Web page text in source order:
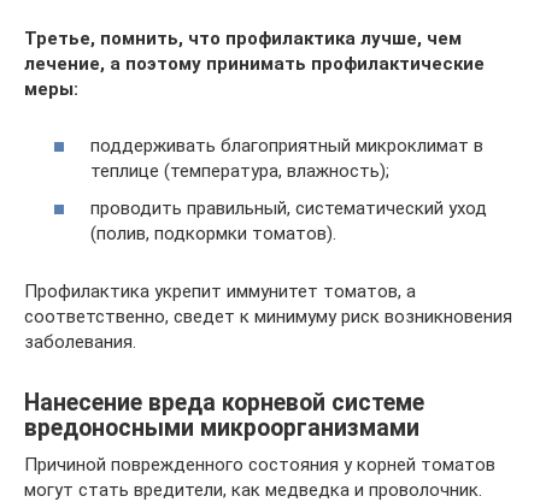
Третье, помнить, что профилактика лучше, чем
лечение, а поэтому принимать профилактические
меры:
поддерживать благоприятный микроклимат в
теплице (температура, влажность);
проводить правильный, систематический уход
(полив, подкормки томатов).
Профилактика укрепит иммунитет томатов, а
соответственно, сведет к минимуму риск возникновения
заболевания.
Нанесение вреда корневой системе
вредоносными микроорганизмами
Причиной поврежденного состояния у корней томатов
могут стать вредители, как медведка и проволочник.